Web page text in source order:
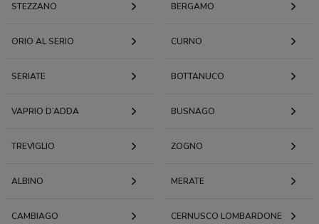
STEZZANO BERGAMO
ORIO AL SERIO CURNO
SERIATE BOTTANUCO
VAPRIO D’ADDA BUSNAGO
TREVIGLIO ZOGNO
ALBINO MERATE
CAMBIAGO CERNUSCO LOMBARDONE